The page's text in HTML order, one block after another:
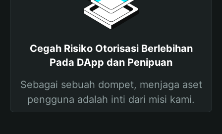
Cegah Risiko Otorisasi Berlebihan
Pada DApp dan Penipuan
Sebagai sebuah dompet, menjaga aset
pengguna adalah inti dari misi kami.